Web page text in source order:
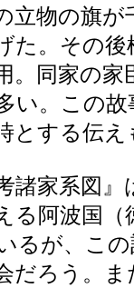
立物の旗
た。その
。同家の家
い。この
とする伝え
諸家系図』
る阿波国
るが、こ
だろう。